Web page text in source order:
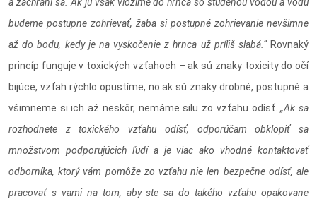
budeme postupne zohrievať, žaba si postupné zohrievanie nevšimne
až do bodu, kedy je na vyskočenie z hrnca už príliš slabá.“Rovnaký
princíp funguje v toxických vzťahoch – ak sú znaky toxicity do očí
bijúce, vzťah rýchlo opustíme, no ak sú znaky drobné, postupné a
všimneme si ich až neskôr, nemáme silu zo vzťahu odísť.„Ak sa
rozhodnete z toxického vzťahu odísť, odporúčam obklopiť sa
množstvom podporujúcich ľudí a je viac ako vhodné kontaktovať
odborníka, ktorý vám pomôže zo vzťahu nie len bezpečne odísť, ale
pracovať s vami na tom, aby ste sa do takého vzťahu opakovane